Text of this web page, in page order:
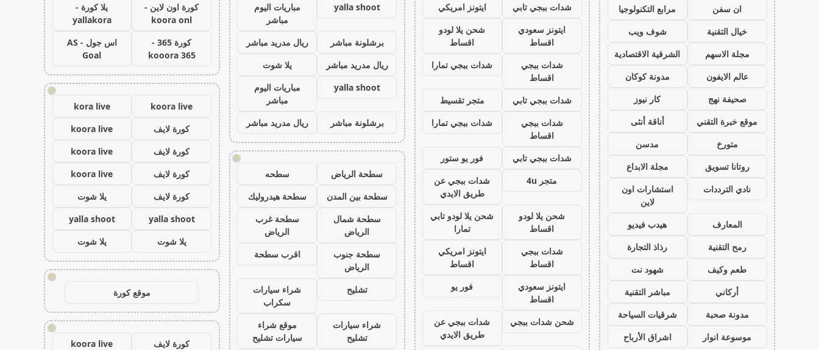
ان سفن
مرابع التكنولوجيا
خيال التقنية
شوف ويب
مجلة الاسهم
الشرقية الاقتصادية
عالم الايفون
مدونة كوكان
صحيفة نهج
كار نيوز
موقع خبرة التقني
أناقة أنثى
متورخ
مدسن
روتانا تسويق
مجلة الابداع
نادي الترددات
استشارات اون
لاين
المعارف
هيدب فيديو
رمح التقنية
رذاذ التجارة
طعم وكيف
شهود نت
أركاني
مباشر التقنية
مدونة صحبة
شرقيات السياحة
موسوعة انوار
اشراق الأرباح
شدات ببجي تابي
ايتونز امريكي
ايتونز سعودي
اقساط
شحن يلا لودو
اقساط
شدات ببجي
اقساط
شدات ببجي تمارا
شدات ببجي تابي
متجر تقسيط
شدات ببجي
اقساط
شدات ببجي تمارا
شدات ببجي تابي
فور يو ستور
متجر 4u
شدات ببجي عن
طريق الايدي
شحن يلا لودو
اقساط
شحن يلا لودو تابي
تمارا
شدات ببجي
اقساط
ايتونز امريكي
اقساط
ايتونز سعودي
اقساط
فور يو
شحن شدات ببجي
شدات ببجي عن
طريق الايدي
yalla shoot
مباريات اليوم
مباشر
برشلونة مباشر
ريال مدريد مباشر
ريال مدريد مباشر
يلا شوت
yalla shoot
مباريات اليوم
مباشر
برشلونة مباشر
ريال مدريد مباشر
!
سطحة الرياض
سطحه
سطحة بين المدن
سطحة هيدروليك
سطحة شمال
الرياض
سطحة غرب
الرياض
سطحة جنوب
الرياض
اقرب سطحة
تشليح
شراء سيارات
سكراب
شراء سيارات
تشليح
موقع شراء
سيارات تشليح
كورة اون لاين -
koora onl
يلا كورة -
yallakora
كورة 365 -
kooora 365
اس جول - AS
Goal
!
koora live
kora live
كورة لايف
koora live
كورة لايف
koora live
كورة لايف
koora live
كورة لايف
يلا شوت
yalla shoot
yalla shoot
يلا شوت
يلا شوت
!
موقع كورة
!
كورة لايف
koora live